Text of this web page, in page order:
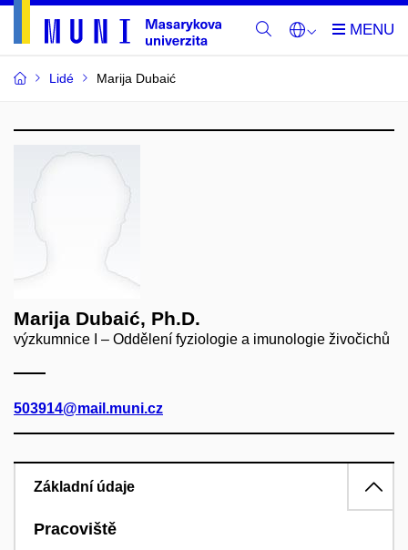
Lidé Marija Dubaić
Marija Dubaić, Ph.D.
výzkumnice I – Oddělení fyziologie a imunologie živočichů
503914@mail.muni.cz
Základní údaje
Pracoviště